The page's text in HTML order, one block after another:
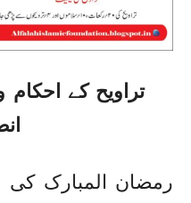
تراویح کے
رمضان المبارک